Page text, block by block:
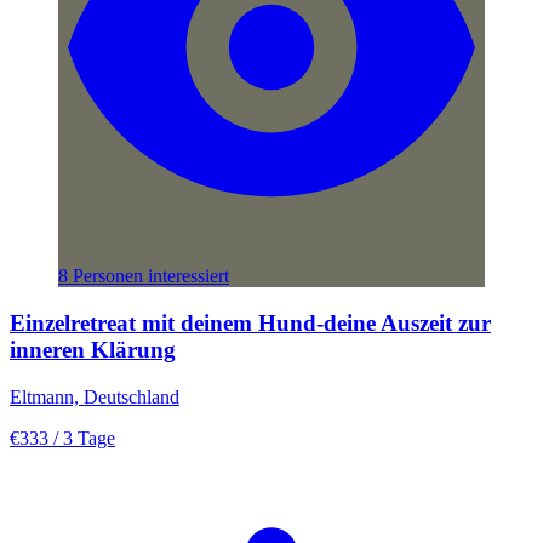
8 Personen interessiert
Einzelretreat mit deinem Hund-deine Auszeit zur
inneren Klärung
Eltmann, Deutschland
€333 / 3 Tage